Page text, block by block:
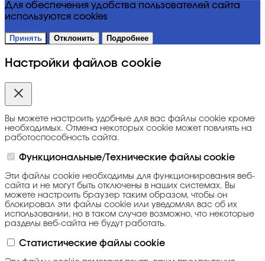
Для обеспечения удобства пользователей сайта
используются cookies
Принять Отклонить Подробнее
Настройки файлов cookie
Вы можете настроить удобные для вас файлы cookie кроме
необходимых. Отмена некоторых cookie может повлиять на
работоспособность сайта.
Функциональные/Технические файлы cookie
Эти файлы cookie необходимы для функционирования веб-
сайта и не могут быть отключены в наших системах. Вы
можете настроить браузер таким образом, чтобы он
блокировал эти файлы cookie или уведомлял вас об их
использовании, но в таком случае возможно, что некоторые
разделы веб-сайта не будут работать.
Статистические файлы cookie